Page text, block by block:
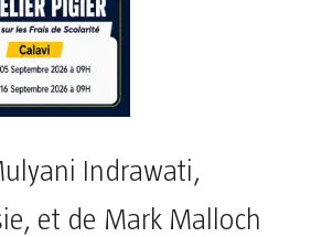
Indrawati,
et de Mark Malloch